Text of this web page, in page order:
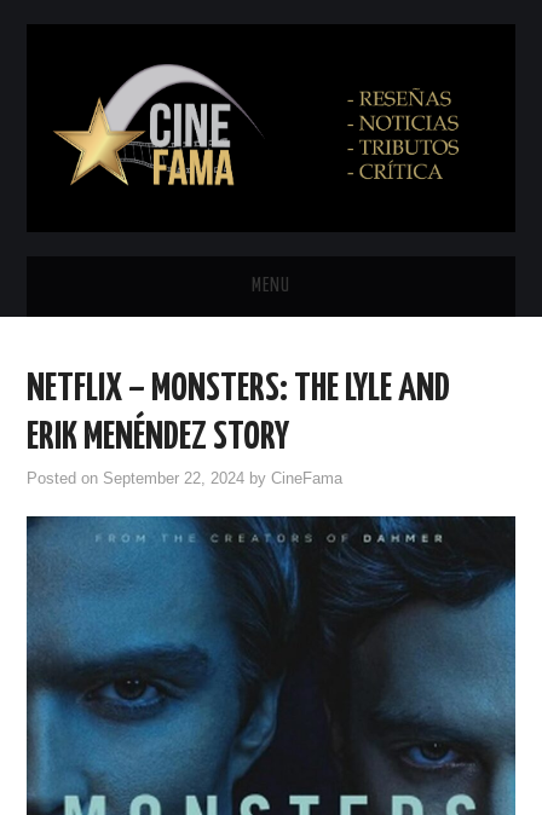
MENU
PRÓXIMAMENTE
EN CINES
NETFLIX
RESEÑAS
ESPAÑOL
NETFLIX – MONSTERS: THE LYLE AND
ERIK MENÉNDEZ STORY
Posted on September 22, 2024 byCineFama